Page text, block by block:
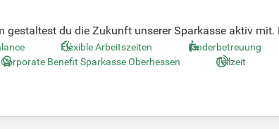
du die Zukunft unserer Sparkasse aktiv mit.
Beratung und persönliche Betreuung sind unser
wir auf langfristige Beziehungen und gewinnen
Flexible Arbeitszeiten
Kinderbetreuung
Corporate Benefit Sparkasse Oberhessen Teilzeit